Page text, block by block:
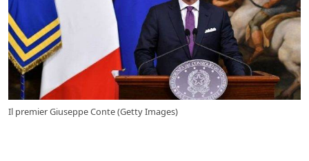
Il premier Giuseppe Conte (Getty Images)